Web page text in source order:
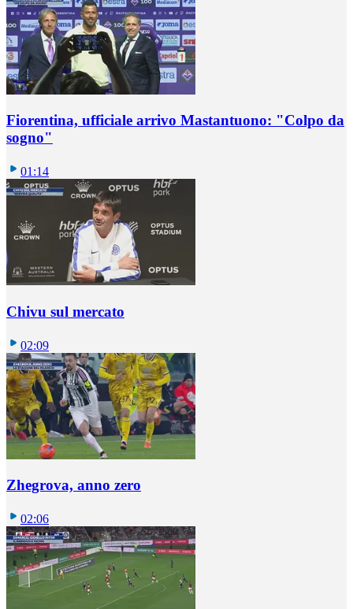
Fiorentina, ufficiale arrivo Mastantuono: "Colpo da
sogno"
01:14
Chivu sul mercato
02:09
Zhegrova, anno zero
02:06